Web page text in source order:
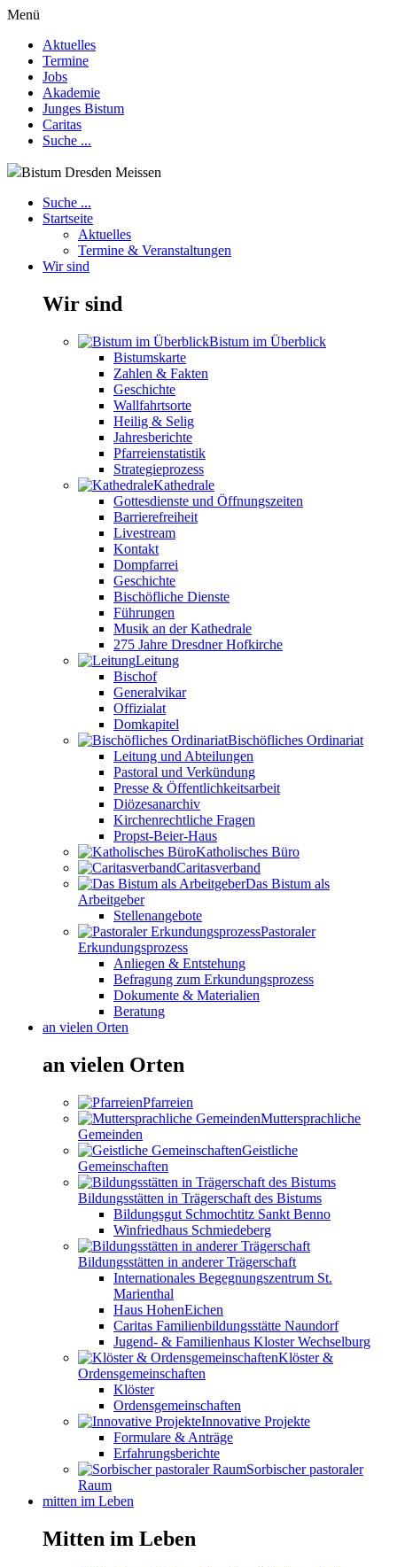
Menü
Aktuelles
Termine
Jobs
Akademie
Junges Bistum
Caritas
Suche ...
Bistum Dresden Meissen
Suche ...
Startseite
Aktuelles
Termine & Veranstaltungen
Wir sind
Wir sind
Bistum im Überblick
Bistumskarte
Zahlen & Fakten
Geschichte
Wallfahrtsorte
Heilig & Selig
Jahresberichte
Pfarreienstatistik
Strategieprozess
Kathedrale
Gottesdienste und Öffnungszeiten
Barrierefreiheit
Livestream
Kontakt
Dompfarrei
Geschichte
Bischöfliche Dienste
Führungen
Musik an der Kathedrale
275 Jahre Dresdner Hofkirche
Leitung
Bischof
Generalvikar
Offizialat
Domkapitel
Bischöfliches Ordinariat
Leitung und Abteilungen
Pastoral und Verkündung
Presse & Öffentlichkeitsarbeit
Diözesanarchiv
Kirchenrechtliche Fragen
Propst-Beier-Haus
Katholisches Büro
Caritasverband
Das Bistum als
Arbeitgeber
Stellenangebote
Pastoraler
Erkundungsprozess
Anliegen & Entstehung
Befragung zum Erkundungsprozess
Dokumente & Materialien
Beratung
an vielen Orten
an vielen Orten
Pfarreien
Muttersprachliche
Gemeinden
Geistliche
Gemeinschaften
Bildungsstätten in Trägerschaft des Bistums
Bildungsgut Schmochtitz Sankt Benno
Winfriedhaus Schmiedeberg
Bildungsstätten in anderer Trägerschaft
Internationales Begegnungszentrum St.
Marienthal
Haus HohenEichen
Caritas Familienbildungsstätte Naundorf
Jugend- & Familienhaus Kloster Wechselburg
Klöster &
Ordensgemeinschaften
Klöster
Ordensgemeinschaften
Innovative Projekte
Formulare & Anträge
Erfahrungsberichte
Sorbischer pastoraler
Raum
mitten im Leben
Mitten im Leben